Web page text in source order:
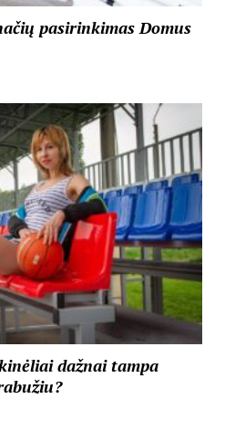
pasirinkimas Domus
dažnai tampa